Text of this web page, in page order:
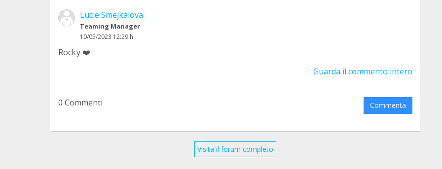
Lucie Smejkalova
Teaming Manager
10/05/2023 12:29 h
Rocky ❤️
Guarda il commento intero
0 Commenti Commenta
Visita il forum completo